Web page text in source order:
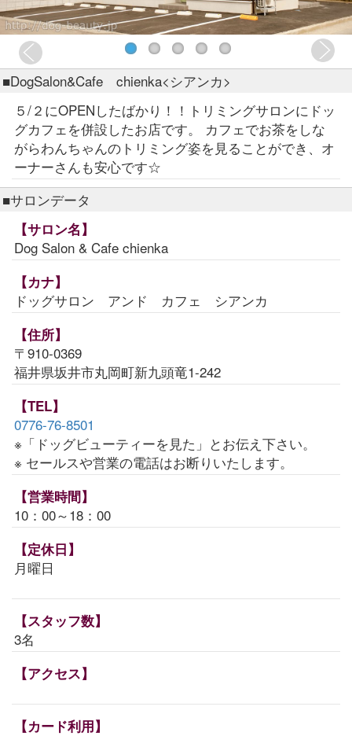
■DogSalon&Cafe chienka<シアンカ>
５/２にOPENしたばかり！！トリミングサロンにドッ
グカフェを併設したお店です。 カフェでお茶をしな
がらわんちゃんのトリミング姿を見ることができ、オ
ーナーさんも安心です☆
■サロンデータ
【サロン名】
Dog Salon & Cafe chienka
【カナ】
ドッグサロン アンド カフェ シアンカ
【住所】
〒910-0369
福井県坂井市丸岡町新九頭竜1-242
【TEL】
0776-76-8501
※「ドッグビューティーを見た」とお伝え下さい。
※ セールスや営業の電話はお断りいたします。
【営業時間】
10：00～18：00
【定休日】
月曜日
【スタッフ数】
3名
【アクセス】
【カード利用】